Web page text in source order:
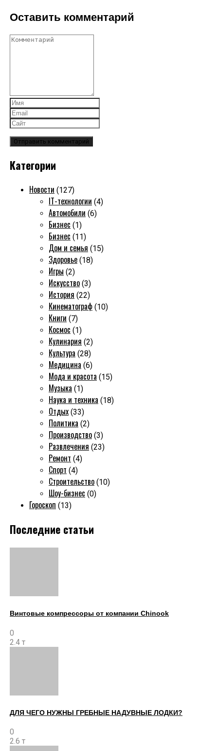
Оставить комментарий
Категории
Новости (127)
IT-технологии (4)
Автомобили (6)
Бизнес (1)
Бизнес (11)
Дом и семья (15)
Здоровье (18)
Игры (2)
Искусство (3)
История (22)
Кинематограф (10)
Книги (7)
Космос (1)
Кулинария (2)
Культура (28)
Медицина (6)
Мода и красота (15)
Музыка (1)
Наука и техника (18)
Отдых (33)
Политика (2)
Производство (3)
Развлечения (23)
Ремонт (4)
Спорт (4)
Строительство (10)
Шоу-бизнес (0)
Гороскоп (13)
Последние статьи
Винтовые компрессоры от компании Chinook
0
2.4 т
ДЛЯ ЧЕГО НУЖНЫ ГРЕБНЫЕ НАДУВНЫЕ ЛОДКИ?
0
2.6 т